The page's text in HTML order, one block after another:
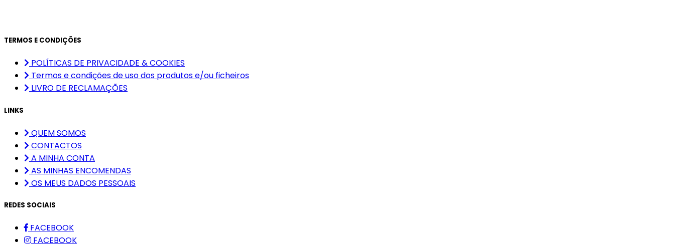
TERMOS E CONDIÇÕES
POLÍTICAS DE PRIVACIDADE & COOKIES
Termos e condições de uso dos produtos e/ou ficheiros
LIVRO DE RECLAMAÇÕES
LINKS
QUEM SOMOS
CONTACTOS
A MINHA CONTA
AS MINHAS ENCOMENDAS
OS MEUS DADOS PESSOAIS
REDES SOCIAIS
FACEBOOK
FACEBOOK